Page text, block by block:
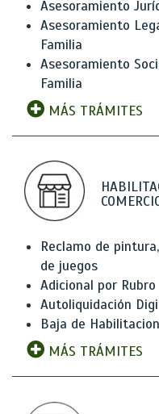
Asesoramiento
Asesoramiento
Familia
Asesoramiento
Familia
MÁS TRÁMITES
Reclamo de
de juegos
Adicional por Rubro
Autoliquidación
Baja de
MÁS TRÁMITES